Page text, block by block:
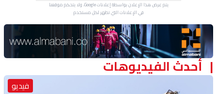
يتم عرض هذا الإعلان بواسطة إعلانات Google، ولا يتحكم موقعنا
في الإعلانات التي تظهر لكل مستخدم.
Advertisement Section
أحدث الفيديوهات
فيديو